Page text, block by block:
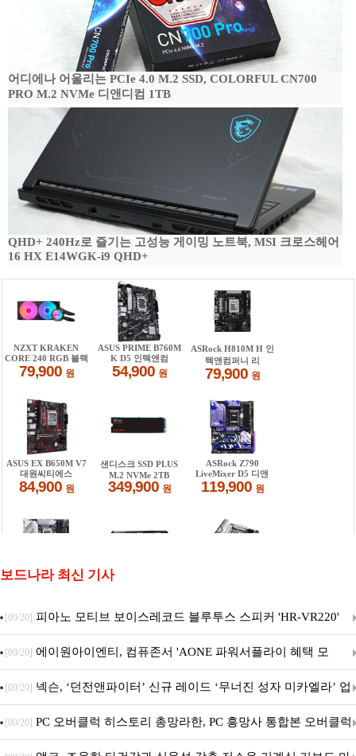
어디에나 어울리는 PCIe 4.0 M.2 SSD, COLORFUL CN700
PRO M.2 NVMe 디앤디컴 1TB
QHD+ 240Hz로 즐기는 고성능 게이밍 노트북, MSI 크로스헤어
16 HX E14WGK-i9 QHD+
보드나라 최신 기사
[09/20] 피아노 모티브 보이스레코드 블루투스 스피커 'HR-VR220'
출시
[09/20] 에이원아이엔티, 컴퓨존서 'AONE 파워서플라이 혜택 모
음.ZIP' 이벤트 진행
[09/20] 넥슨, ‘던전앤파이터’ 신규 레이드 ‘무너진 성자 미카엘라’ 업
데이트!
[09/20] PC 오버클럭 히스토리 총망라한, PC 흥망사 통합본 오버클럭